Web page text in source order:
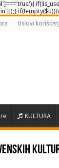
Uslovi
KULTURA